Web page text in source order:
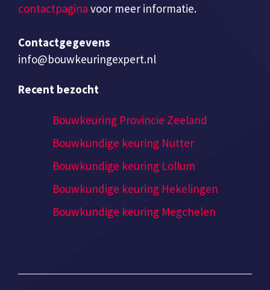
contactpagina voor meer informatie.
Contactgegevens
info@bouwkeuringexpert.nl
Recent bezocht
Bouwkeuring Provincie Zeeland
Bouwkundige keuring Nutter
Bouwkundige keuring Lollum
Bouwkundige keuring Hekelingen
Bouwkundige keuring Megchelen